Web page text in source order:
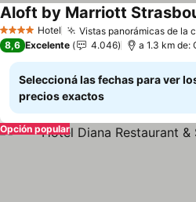
4 EstrellasHotel Vistas panorámicas de la
Aloft by Marriott
8,6 Excelente 4.046 a 1.3 km de:
Seleccioná las fechas para ver
precios exactos
Opción popular